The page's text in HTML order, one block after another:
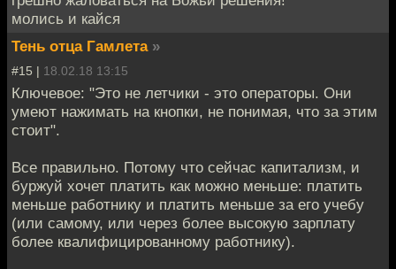
молись и кайся
Тень отца Гамлета »
#15 | 18.02.18 13:15
Ключевое: "Это не летчики - это операторы. Они
умеют нажимать на кнопки, не понимая, что за этим
стоит".
Все правильно. Потому что сейчас капитализм, и
буржуй хочет платить как можно меньше: платить
меньше работнику и платить меньше за его учебу
(или самому, или через более высокую зарплату
более квалифицированному работнику).